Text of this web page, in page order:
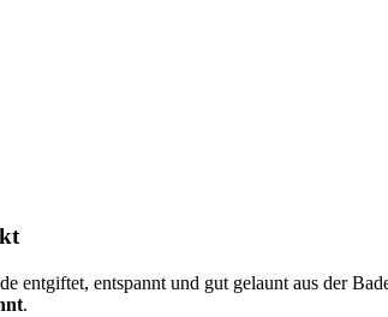
entgiftet, entspannt und gut gelaunt aus der
.